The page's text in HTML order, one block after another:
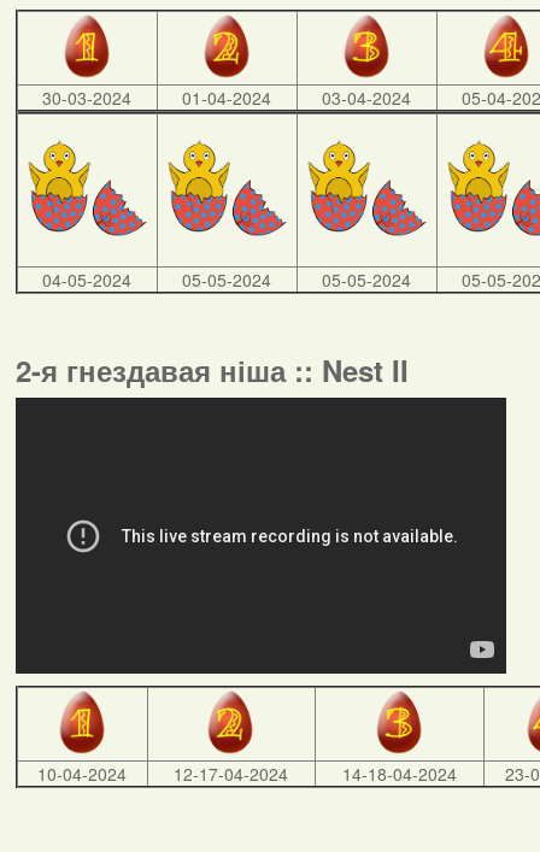
30-03-2024 01-04-2024 03-04-2024 05-04-
04-05-2024 05-05-2024 05-05-2024 05-05-
2-я гнездавая ніша :: Nest II
10-04-2024 12-17-04-2024 14-18-04-2024 23-